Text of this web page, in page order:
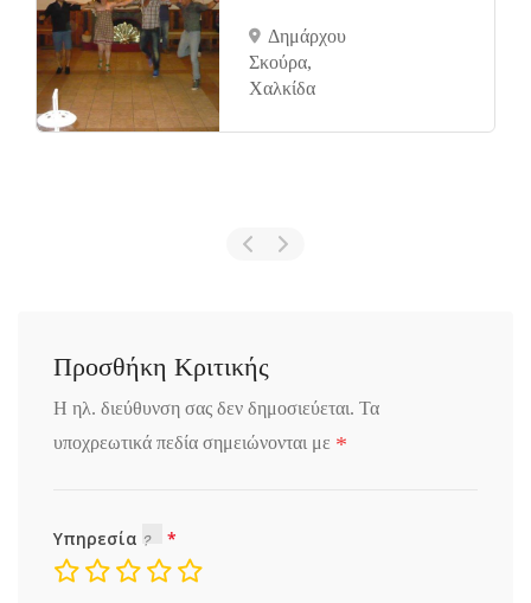
Δημάρχου
Σκούρα,
Xαλκίδα
Προσθήκη Κριτικής
Η ηλ. διεύθυνση σας δεν δημοσιεύεται. Τα
υποχρεωτικά πεδία σημειώνονται με *
Υπηρεσία